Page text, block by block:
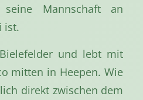
Mannschaft an
ist.
und lebt mit
mitten in Heepen. Wie
direkt zwischen dem